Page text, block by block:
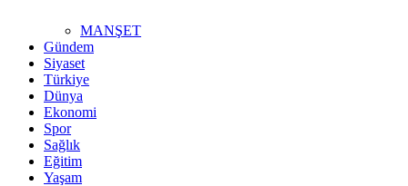
MANŞET
Gündem
Siyaset
Türkiye
Dünya
Ekonomi
Spor
Sağlık
Eğitim
Yaşam